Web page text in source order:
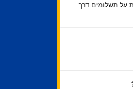
על תשלומים דרך